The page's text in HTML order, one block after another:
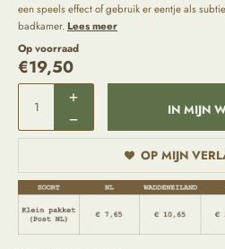
een speels effect of gebruik er eentje als
badkamer.Lees meer
Op voorraad
€19,50
IN MIJN
OP MIJN